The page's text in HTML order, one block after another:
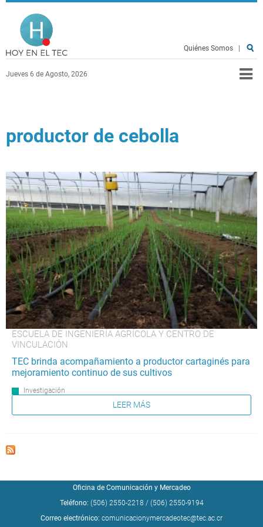
Pasar al contenido principal
Jueves 6 de Agosto, 2026
Quiénes Somos
productor de cebolla
ESCUELA DE INGENIERÍA AGRÍCOLA Y CENTRO DE
VINCULACIÓN
TEC brinda acompañamiento a productor cartaginés para
mejoramiento continuo de sus cultivos
Investigación
LEER MÁS
Oficina de Comunicación y Mercadeo
Teléfono: (506) 2550-2218 / (506) 2550-9194
Correo electrónico: comunicacionymercadeotec@tec.ac.cr